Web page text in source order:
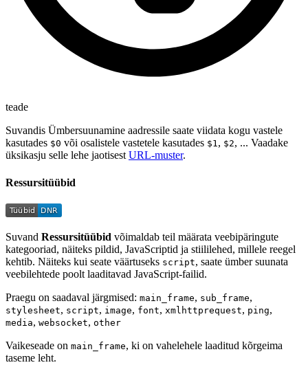
teade
Suvandis Ümbersuunamine aadressile saate viidata kogu vastele
kasutades $0 või osalistele vastetele kasutades $1, $2, ... Vaadake
üksikasju selle lehe jaotisestURL-muster.
Ressursitüübid
Suvand Ressursitüübid võimaldab teil määrata veebipäringute
kategooriad, näiteks pildid, JavaScriptid ja stiililehed, millele reegel
kehtib. Näiteks kui seate väärtuseks script, saate ümber suunata
veebilehtede poolt laaditavad JavaScript-failid.
Praegu on saadaval järgmised: main_frame, sub_frame,
stylesheet, script, image, font, xmlhttprequest, ping,
media, websocket, other
Vaikeseade on main_frame, ki on vahelehele laaditud kõrgeima
taseme leht.